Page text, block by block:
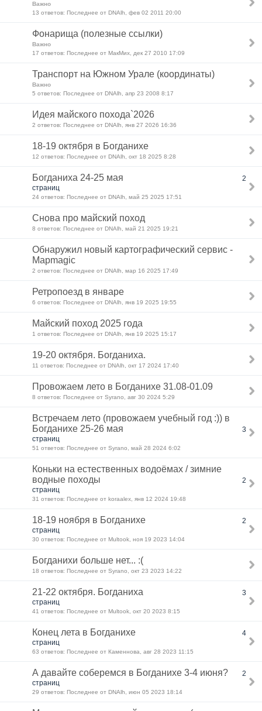
Важно
13 ответов: Последнее от DNAlh, фев 02 2011 20:00
Фонарища (полезные ссылки)
Важно
17 ответов: Последнее от МакМих, дек 27 2010 17:09
Транспорт на Южном Урале (координаты)
Важно
5 ответов: Последнее от DNAlh, апр 23 2008 8:17
Идея майского похода`2026
2 ответов: Последнее от DNAlh, янв 27 2026 16:36
18-19 октября в Богданихе
12 ответов: Последнее от DNAlh, окт 18 2025 8:28
Богданиха 24-25 мая
2
страниц
24 ответов: Последнее от DNAlh, май 25 2025 17:51
Снова про майский поход
8 ответов: Последнее от DNAlh, май 21 2025 19:21
Обнаружил новый картографический сервис -
Mapmagic
2 ответов: Последнее от DNAlh, мар 16 2025 17:49
Ретропоезд в январе
6 ответов: Последнее от DNAlh, янв 19 2025 19:55
Майский поход 2025 года
1 ответов: Последнее от DNAlh, янв 19 2025 15:17
19-20 октября. Богданиха.
11 ответов: Последнее от DNAlh, окт 17 2024 17:40
Провожаем лето в Богданихе 31.08-01.09
8 ответов: Последнее от Syrano, авг 30 2024 5:29
Встречаем лето (провожаем учебный год :)) в
Богданихе 25-26 мая
3
страниц
51 ответов: Последнее от Syrano, май 28 2024 6:02
Коньки на естественных водоёмах / зимние
водные походы
2
страниц
31 ответов: Последнее от koraalex, янв 12 2024 19:48
18-19 ноября в Богданихе
2
страниц
30 ответов: Последнее от Multook, ноя 19 2023 14:04
Богданихи больше нет... :(
18 ответов: Последнее от Syrano, окт 23 2023 14:22
21-22 октября. Богданиха
3
страниц
41 ответов: Последнее от Multook, окт 20 2023 8:15
Конец лета в Богданихе
4
страниц
63 ответов: Последнее от Каменнова, авг 28 2023 11:15
А давайте соберемся в Богданихе 3-4 июня?
2
страниц
29 ответов: Последнее от DNAlh, июн 05 2023 18:14